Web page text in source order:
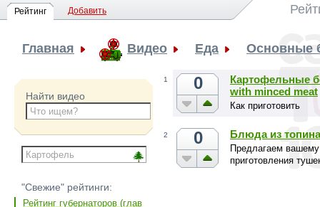
Рейтинг Добавить
Главная Видео Еда Основные
Найти видео
"Свежие" рейтинги:
Рейтинг губернаторов (глав
1 0
Картофельные
with minced meat
Как приготовить
2 0 Блюда из
Предлагаем
приготовления